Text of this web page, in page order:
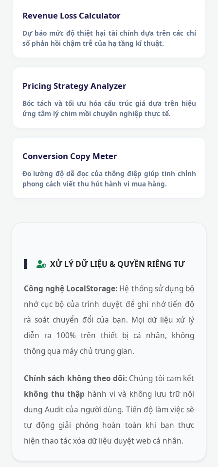
Revenue Loss Calculator
Dự báo mức độ thiệt hại tài chính dựa trên các chỉ
số phản hồi chậm trễ của hạ tầng kĩ thuật.
Pricing Strategy Analyzer
Bóc tách và tối ưu hóa cấu trúc giá dựa trên hiệu
ứng tâm lý chim mồi chuyên nghiệp thực tế.
Conversion Copy Meter
Đo lường độ dễ đọc của thông điệp giúp tinh chỉnh
phong cách viết thu hút hành vi mua hàng.
XỬ LÝ DỮ LIỆU & QUYỀN RIÊNG TƯ
Công nghệ LocalStorage: Hệ thống sử dụng bộ
nhớ cục bộ của trình duyệt để ghi nhớ tiến độ
rà soát chuyển đổi của bạn. Mọi dữ liệu xử lý
diễn ra 100% trên thiết bị cá nhân, không
thông qua máy chủ trung gian.
Chính sách không theo dõi: Chúng tôi cam kết
không thu thập hành vi và không lưu trữ nội
dung Audit của người dùng. Tiến độ làm việc sẽ
tự động giải phóng hoàn toàn khi bạn thực
hiện thao tác xóa dữ liệu duyệt web cá nhân.